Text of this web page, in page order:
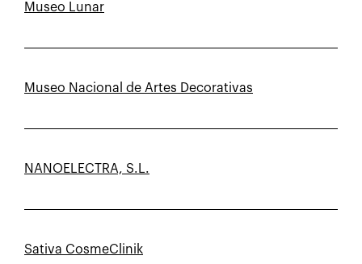
Museo Lunar
Museo Nacional de Artes Decorativas
NANOELECTRA, S.L.
Sativa CosmeClinik